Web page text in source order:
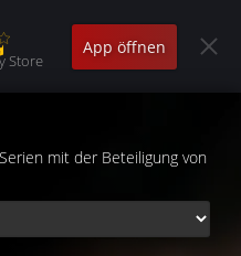
Store
App öffnen
mit der Beteiligung von